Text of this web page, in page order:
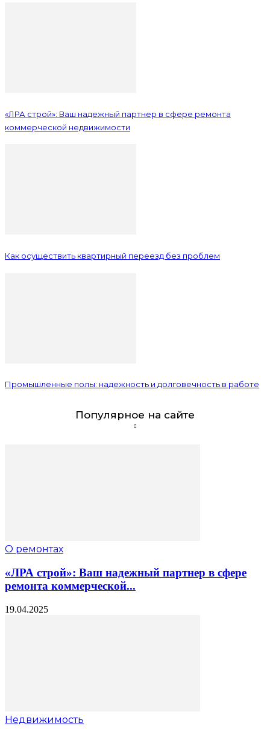
«ЛРА строй»: Ваш надежный партнер в сфере ремонта
коммерческой недвижимости
Как осуществить квартирный переезд без проблем
Промышленные полы: надежность и долговечность в работе
Популярное на сайте
О ремонтах
«ЛРА строй»: Ваш надежный партнер в сфере
ремонта коммерческой...
19.04.2025
Недвижимость